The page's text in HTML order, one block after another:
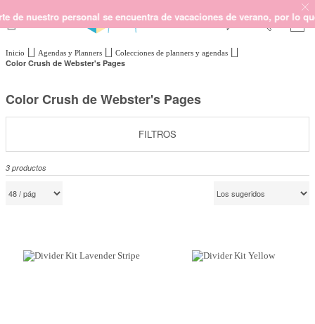
nuestro personal se encuentra de vacaciones de verano, por lo
SCRAPBOOKING
MIXED MEDIA
CRAFT Y DIY
CROCHET
Inicio Agendas y Planners Colecciones de planners y agendas
Color Crush de Webster's Pages
Color Crush de Webster's Pages
3 productos
FILTROS